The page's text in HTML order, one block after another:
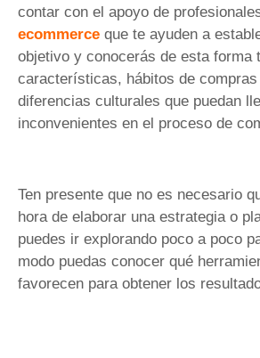
contar con el apoyo de
ecommerce que te ayuden a
objetivo y conocerás de esta forma
características, hábitos de
diferencias culturales que puedan
inconvenientes en el proceso de
Ten presente que no es necesario
hora de elaborar una estrategia o
puedes ir explorando poco a poco
modo puedas conocer qué
favorecen para obtener los